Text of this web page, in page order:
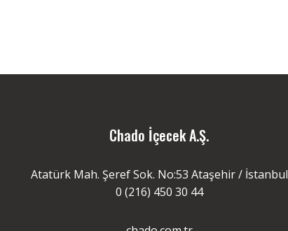
Chado İçecek A.Ş.
Atatürk Mah. Şeref Sok. No:53 Ataşehir / İstanbul
0 (216) 450 30 44